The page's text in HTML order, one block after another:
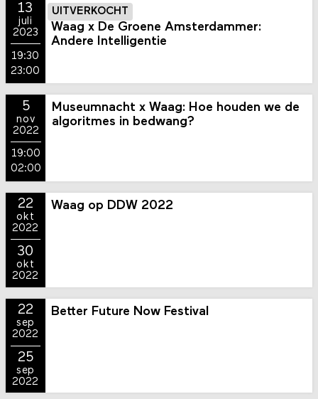
13
juli
2023
19:30
23:00
UITVERKOCHT
Waag x De Groene Amsterdammer:
Andere Intelligentie
5
nov
2022
19:00
02:00
Museumnacht x Waag: Hoe houden we de
algoritmes in bedwang?
22
okt
2022
30
okt
2022
Waag op DDW 2022
22
sep
2022
25
sep
2022
Better Future Now Festival